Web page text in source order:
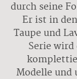
durch seine
Er ist in
Taupe und
Serie wird
Modelle und